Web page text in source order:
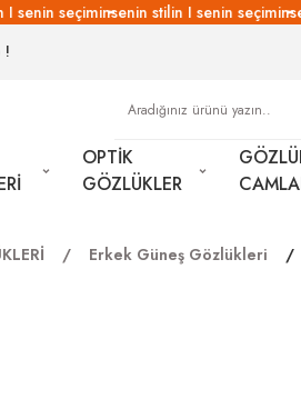
seçiminsenin stilin I senin seçimin
!
OPTİK
GÖZLÜKLER
Erkek Güneş Gözlükleri